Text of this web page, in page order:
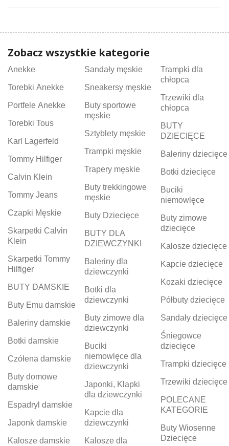
Zobacz wszystkie kategorie
Anekke
Torebki Anekke
Portfele Anekke
Torebki Tous
Karl Lagerfeld
Tommy Hilfiger
Calvin Klein
Tommy Jeans
Czapki Męskie
Skarpetki Calvin
Klein
Skarpetki Tommy
Hilfiger
BUTY DAMSKIE
Buty Emu damskie
Baleriny damskie
Botki damskie
Czółena damskie
Buty domowe
damskie
Espadryl damskie
Japonk damskie
Kalosze damskie
Sandały męskie
Sneakersy męskie
Buty sportowe
męskie
Sztyblety męskie
Trampki męskie
Trapery męskie
Buty trekkingowe
męskie
Buty Dziecięce
BUTY DLA
DZIEWCZYNKI
Baleriny dla
dziewczynki
Botki dla
dziewczynki
Buty zimowe dla
dziewczynki
Buciki
niemowlęce dla
dziewczynki
Japonki, Klapki
dla dziewczynki
Kapcie dla
dziewczynki
Kalosze dla
Trampki dla
chłopca
Trzewiki dla
chłopca
BUTY
DZIECIĘCE
Baleriny dziecięce
Botki dziecięce
Buciki
niemowlęce
Buty zimowe
dziecięce
Kalosze dziecięce
Kapcie dziecięce
Kozaki dziecięce
Półbuty dziecięce
Sandały dziecięce
Śniegowce
dziecięce
Trampki dziecięce
Trzewiki dziecięce
POLECANE
KATEGORIE
Buty Wiosenne
Dziecięce